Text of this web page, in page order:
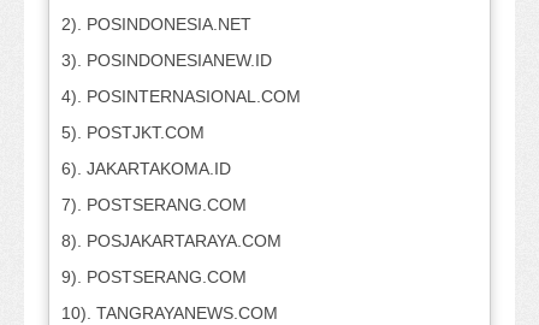
2). POSINDONESIA.NET
3). POSINDONESIANEW.ID
4). POSINTERNASIONAL.COM
5). POSTJKT.COM
6). JAKARTAKOMA.ID
7). POSTSERANG.COM
8). POSJAKARTARAYA.COM
9). POSTSERANG.COM
10). TANGRAYANEWS.COM